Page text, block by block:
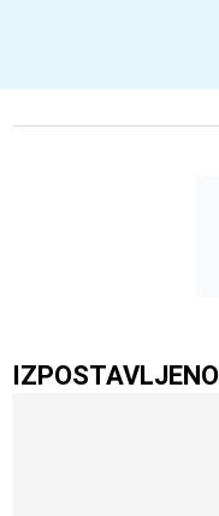
IZPOSTAVLJENO